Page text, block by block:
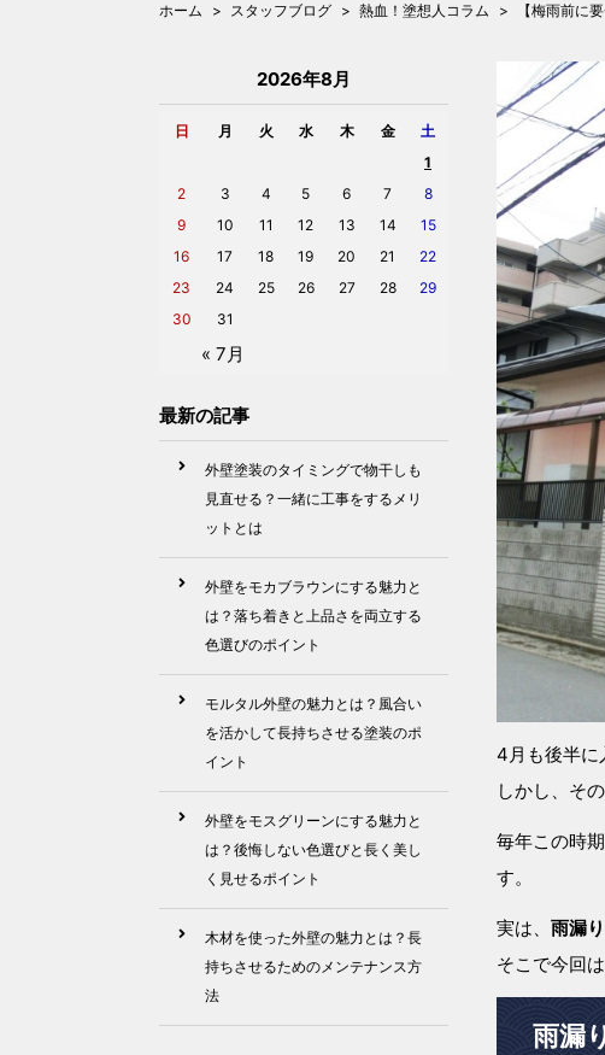
ホーム スタッフブログ 熱血！塗想人コラム 【梅雨前に
4月も後半に
しかし、そ
毎年この時期
す。
実は、 雨漏
そこで今回は
雨漏
2026年8月
日 月 火 水 木 金 土
« 7月
1
2
3 4 5 6 7
8
9
10 11 12 13 14
15
16
17 18 19 20 21
22
23
24 25 26 27 28
29
30
31
最新の記事
外壁塗装のタイミングで物干しも
見直せる？一緒に工事をするメリ
ットとは
外壁をモカブラウンにする魅力と
は？落ち着きと上品さを両立する
色選びのポイント
モルタル外壁の魅力とは？風合い
を活かして長持ちさせる塗装のポ
イント
外壁をモスグリーンにする魅力と
は？後悔しない色選びと長く美し
く見せるポイント
木材を使った外壁の魅力とは？長
持ちさせるためのメンテナンス方
法